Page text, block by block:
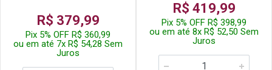
R$ 379,99
Pix 5% OFF R$ 360,99
ou em até 7x R$ 54,28 Sem
Juros
R$ 419,99
Pix 5% OFF R$ 398,99
ou em até 8x R$ 52,50 Sem
Juros